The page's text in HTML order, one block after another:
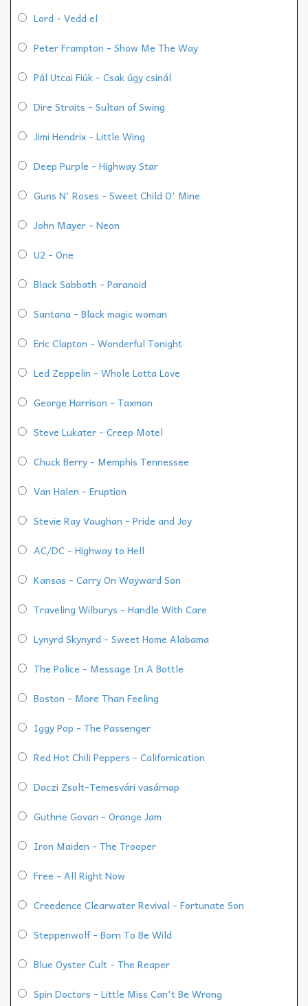
Lord - Vedd el
Peter Frampton - Show Me The Way
Pál Utcai Fiúk - Csak úgy csinál
Dire Straits - Sultan of Swing
Jimi Hendrix - Little Wing
Deep Purple - Highway Star
Guns N' Roses - Sweet Child O' Mine
John Mayer - Neon
U2 - One
Black Sabbath - Paranoid
Santana - Black magic woman
Eric Clapton - Wonderful Tonight
Led Zeppelin - Whole Lotta Love
George Harrison - Taxman
Steve Lukater - Creep Motel
Chuck Berry - Memphis Tennessee
Van Halen - Eruption
Stevie Ray Vaughan - Pride and Joy
AC/DC - Highway to Hell
Kansas - Carry On Wayward Son
Traveling Wilburys - Handle With Care
Lynyrd Skynyrd - Sweet Home Alabama
The Police - Message In A Bottle
Boston - More Than Feeling
Iggy Pop - The Passenger
Red Hot Chili Peppers - Californication
Daczi Zsolt-Temesvári vasárnap
Guthrie Govan - Orange Jam
Iron Maiden - The Trooper
Free - All Right Now
Creedence Clearwater Revival - Fortunate Son
Steppenwolf - Born To Be Wild
Blue Oyster Cult - The Reaper
Spin Doctors - Little Miss Can't Be Wrong